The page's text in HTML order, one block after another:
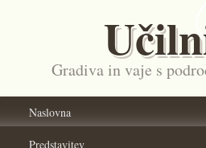
Gradiva in vaje s
Naslovna
Predstavitev